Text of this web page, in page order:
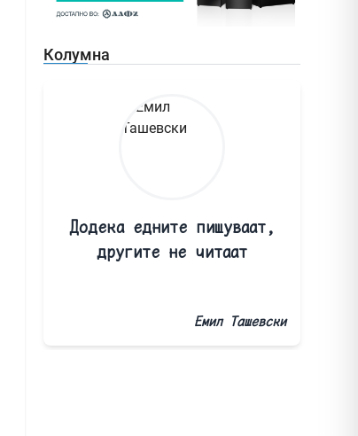
Колумна
Додека едните пишуваат,
другите не читаат
Емил Ташевски